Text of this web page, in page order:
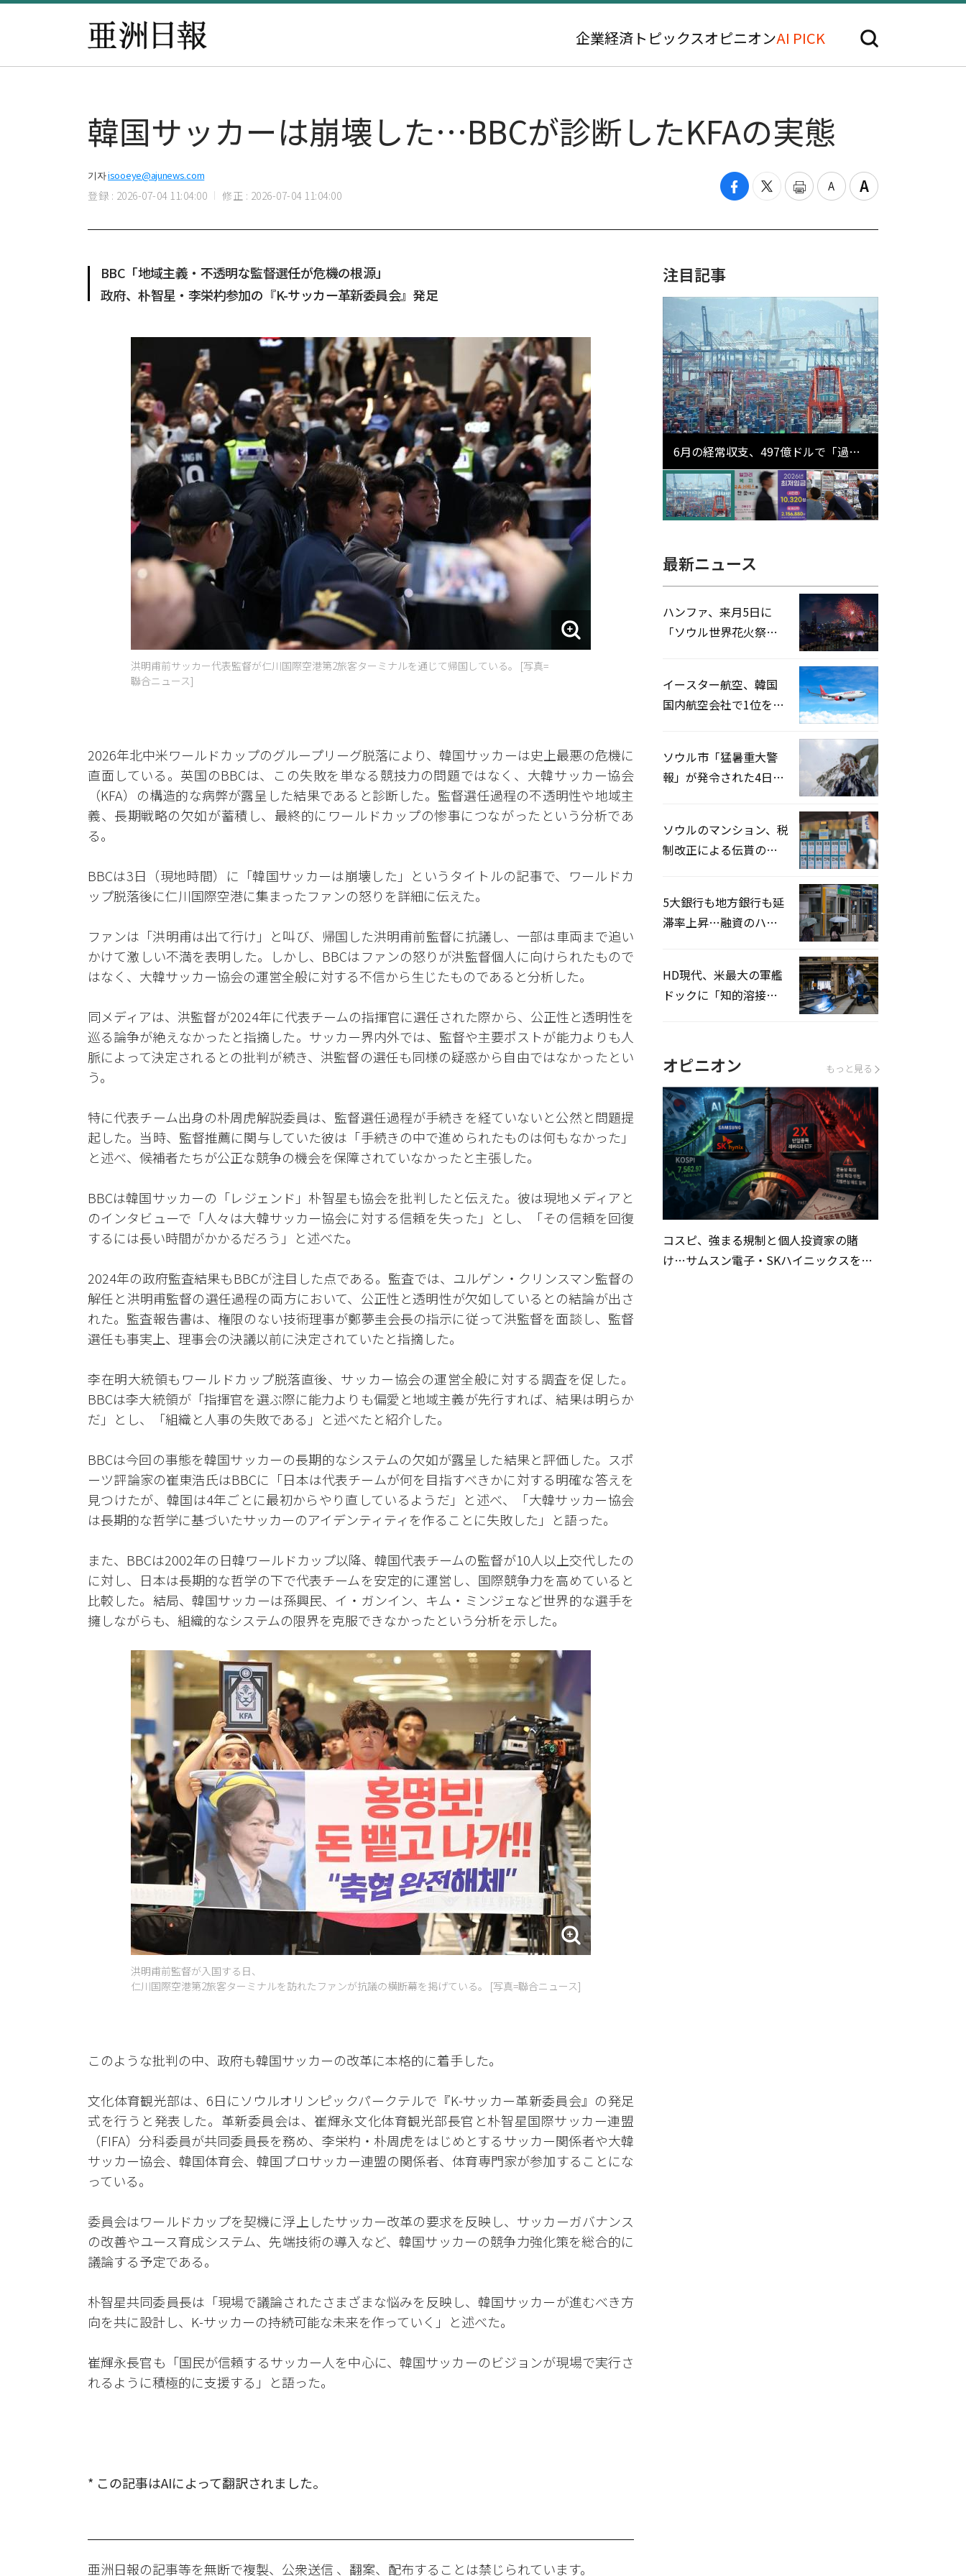
企業経済 トピックスオピニオンAI PICK
韓国サッカーは崩壊した…BBCが診断したKFAの実態
기자isooeye@ajunews.com
登録 : 2026-07-04 11:04:00 修正 : 2026-07-04 11:04:00
BBC「地域主義・不透明な監督選任が危機の根源」
政府、朴智星・李栄杓参加の『K-サッカー革新委員会』発足
洪明甫前サッカー代表監督が仁川国際空港第2旅客ターミナルを通じて帰国している。 [写真=
聯合ニュース]
2026年北中米ワールドカップのグループリーグ脱落により、韓国サッカーは史上最悪の危機に
直面している。英国のBBCは、この失敗を単なる競技力の問題ではなく、大韓サッカー協会
（KFA）の構造的な病弊が露呈した結果であると診断した。監督選任過程の不透明性や地域主
義、長期戦略の欠如が蓄積し、最終的にワールドカップの惨事につながったという分析であ
る。
BBCは3日（現地時間）に「韓国サッカーは崩壊した」というタイトルの記事で、ワールドカ
ップ脱落後に仁川国際空港に集まったファンの怒りを詳細に伝えた。
ファンは「洪明甫は出て行け」と叫び、帰国した洪明甫前監督に抗議し、一部は車両まで追い
かけて激しい不満を表明した。しかし、BBCはファンの怒りが洪監督個人に向けられたもので
はなく、大韓サッカー協会の運営全般に対する不信から生じたものであると分析した。
同メディアは、洪監督が2024年に代表チームの指揮官に選任された際から、公正性と透明性を
巡る論争が絶えなかったと指摘した。サッカー界内外では、監督や主要ポストが能力よりも人
脈によって決定されるとの批判が続き、洪監督の選任も同様の疑惑から自由ではなかったとい
う。
特に代表チーム出身の朴周虎解説委員は、監督選任過程が手続きを経ていないと公然と問題提
起した。当時、監督推薦に関与していた彼は「手続きの中で進められたものは何もなかった」
と述べ、候補者たちが公正な競争の機会を保障されていなかったと主張した。
BBCは韓国サッカーの「レジェンド」朴智星も協会を批判したと伝えた。彼は現地メディアと
のインタビューで「人々は大韓サッカー協会に対する信頼を失った」とし、「その信頼を回復
するには長い時間がかかるだろう」と述べた。
2024年の政府監査結果もBBCが注目した点である。監査では、ユルゲン・クリンスマン監督の
解任と洪明甫監督の選任過程の両方において、公正性と透明性が欠如しているとの結論が出さ
れた。監査報告書は、権限のない技術理事が鄭夢圭会長の指示に従って洪監督を面談し、監督
選任も事実上、理事会の決議以前に決定されていたと指摘した。
李在明大統領もワールドカップ脱落直後、サッカー協会の運営全般に対する調査を促した。
BBCは李大統領が「指揮官を選ぶ際に能力よりも偏愛と地域主義が先行すれば、結果は明らか
だ」とし、「組織と人事の失敗である」と述べたと紹介した。
BBCは今回の事態を韓国サッカーの長期的なシステムの欠如が露呈した結果と評価した。スポ
ーツ評論家の崔東浩氏はBBCに「日本は代表チームが何を目指すべきかに対する明確な答えを
見つけたが、韓国は4年ごとに最初からやり直しているようだ」と述べ、「大韓サッカー協会
は長期的な哲学に基づいたサッカーのアイデンティティを作ることに失敗した」と語った。
また、BBCは2002年の日韓ワールドカップ以降、韓国代表チームの監督が10人以上交代したの
に対し、日本は長期的な哲学の下で代表チームを安定的に運営し、国際競争力を高めていると
比較した。結局、韓国サッカーは孫興民、イ・ガンイン、キム・ミンジェなど世界的な選手を
擁しながらも、組織的なシステムの限界を克服できなかったという分析を示した。
洪明甫前監督が入国する日、
仁川国際空港第2旅客ターミナルを訪れたファンが抗議の横断幕を掲げている。 [写真=聯合ニュース]
このような批判の中、政府も韓国サッカーの改革に本格的に着手した。
文化体育観光部は、6日にソウルオリンピックパークテルで『K-サッカー革新委員会』の発足
式を行うと発表した。革新委員会は、崔輝永文化体育観光部長官と朴智星国際サッカー連盟
（FIFA）分科委員が共同委員長を務め、李栄杓・朴周虎をはじめとするサッカー関係者や大韓
サッカー協会、韓国体育会、韓国プロサッカー連盟の関係者、体育専門家が参加することにな
っている。
委員会はワールドカップを契機に浮上したサッカー改革の要求を反映し、サッカーガバナンス
の改善やユース育成システム、先端技術の導入など、韓国サッカーの競争力強化策を総合的に
議論する予定である。
朴智星共同委員長は「現場で議論されたさまざまな悩みを反映し、韓国サッカーが進むべき方
向を共に設計し、K-サッカーの持続可能な未来を作っていく」と述べた。
崔輝永長官も「国民が信頼するサッカー人を中心に、韓国サッカーのビジョンが現場で実行さ
れるように積極的に支援する」と語った。
* この記事はAIによって翻訳されました。
亜洲日報の記事等を無断で複製、公衆送信 、翻案、配布することは禁じられています。
注目記事
6月の経常収支、497億ドルで「過去
最大」…輸出が初の1000億ドル突破
最新ニュース
ハンファ、来月5日に
「ソウル世界花火祭り
イースター航空、韓国
国内航空会社で1位を記
ソウル市「猛暑重大警
報」が発令された4日、
ソウルのマンション、税
制改正による伝貰の月
5大銀行も地方銀行も延
滞率上昇…融資のハー
HD現代、米最大の軍艦
ドックに「知的溶接」
オピニオン もっと見る
コスピ、強まる規制と個人投資家の賭
け…サムスン電子・SKハイニックスを巡